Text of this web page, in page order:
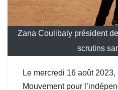
Zana Coulibaly président
scrutins
Le mercredi 16 août
Mouvement pour